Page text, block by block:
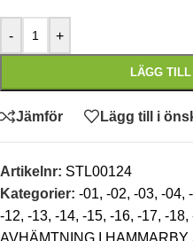
- +
LÄGG
Jämför Lägg till i
Artikelnr: STL00124
Kategorier: -01, -02, -03, -04,
-12, -13, -14, -15, -16, -17, -18,